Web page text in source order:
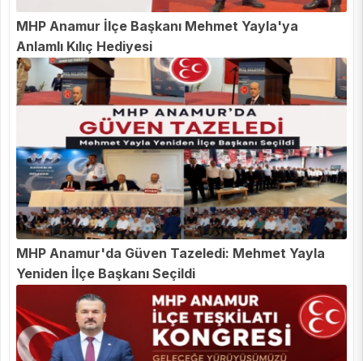
MHP Anamur İlçe Başkanı Mehmet Yayla'ya
Anlamlı Kılıç Hediyesi
MHP Anamur'da Güven Tazeledi: Mehmet Yayla
Yeniden İlçe Başkanı Seçildi